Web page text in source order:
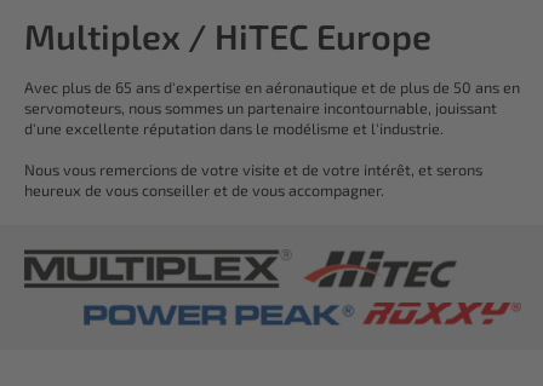
Multiplex / HiTEC Europe
Avec plus de 65 ans d'expertise en aéronautique et de plus de 50 ans en
servomoteurs, nous sommes un partenaire incontournable, jouissant
d'une excellente réputation dans le modélisme et l'industrie.
Nous vous remercions de votre visite et de votre intérêt, et serons
heureux de vous conseiller et de vous accompagner.